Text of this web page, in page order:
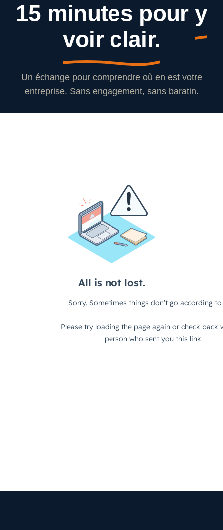
15 minutes pour y
voir clair.
Un échange pour comprendre où en est votre
entreprise. Sans engagement, sans baratin.